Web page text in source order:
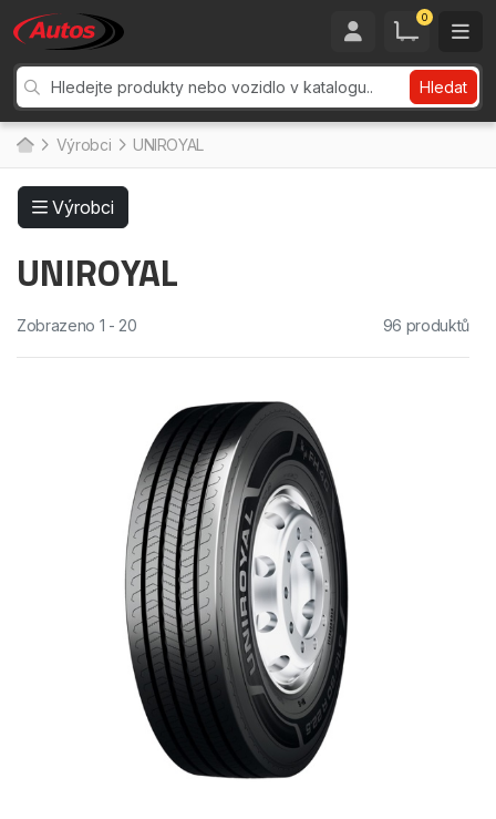
0
Hledat
Výrobci UNIROYAL
Výrobci
UNIROYAL
Zobrazeno 1 - 20 96 produktů